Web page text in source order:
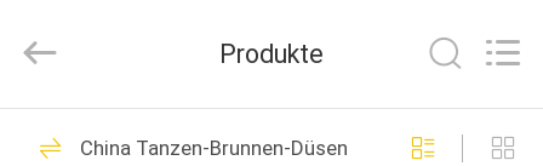
HAUS
co,.ltd.
123
Produkte
China Tanzen-Brunnen-Düsen